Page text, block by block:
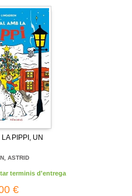
PIPPI, UN
ASTRID
terminis d'entrega
€